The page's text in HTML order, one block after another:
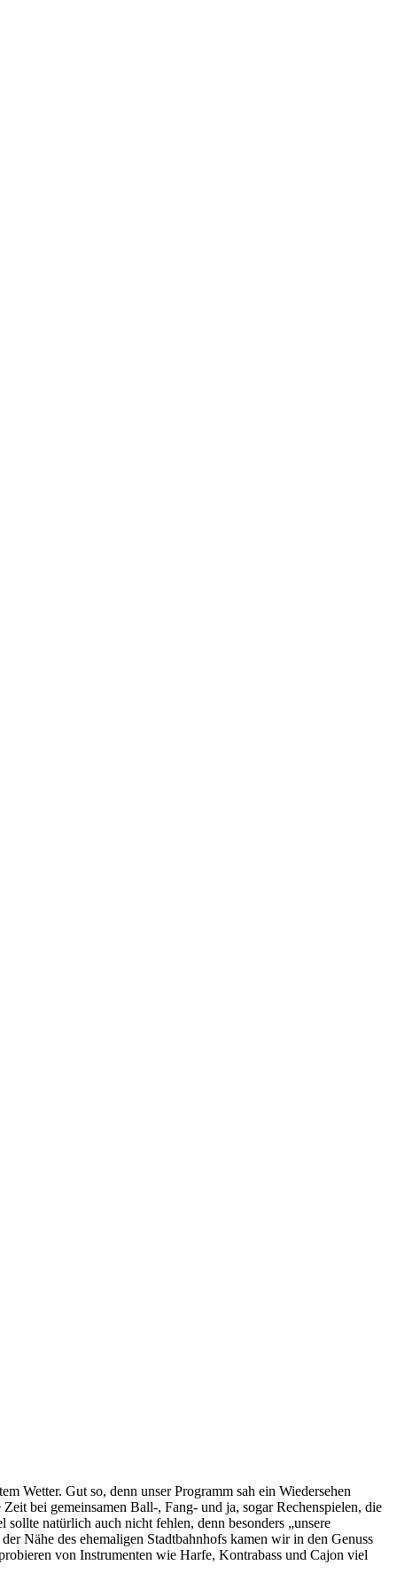
Wetter. Gut so, denn unser Programm sah ein Wiedersehen
bei gemeinsamen Ball-, Fang- und ja, sogar Rechenspielen, die
natürlich auch nicht fehlen, denn besonders „unsere
Nähe des ehemaligen Stadtbahnhofs kamen wir in den Genuss
von Instrumenten wie Harfe, Kontrabass und Cajon viel